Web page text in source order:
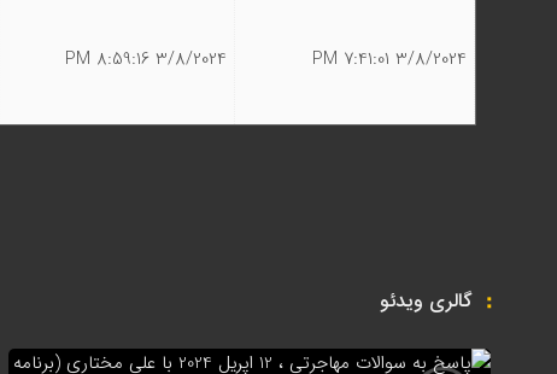
3/8/2024 7:41:01 PM
3/8/2024 8:59:16 PM
گالری ویدئو